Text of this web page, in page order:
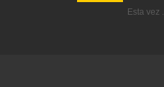
Esta vez ...